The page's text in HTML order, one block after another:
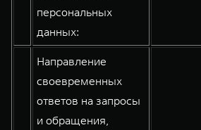
персональных
данных:
Направление
своевременных
ответов на запросы
и обращения,